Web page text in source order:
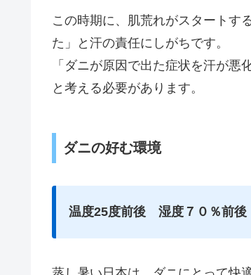
この時期に、肌荒れがスタートす
た」と汗の責任にしがちです。
「ダニが原因で出た症状を汗が悪
と考える必要があります。
ダニの好む環境
温度25度前後 湿度７０％前後